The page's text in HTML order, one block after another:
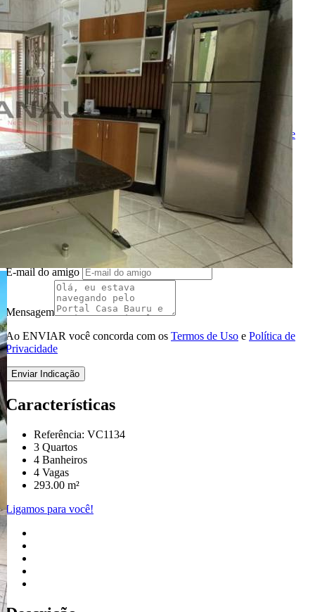
converse pelo whatsapp
Ligamos para você
Nome
Telefone
Melhor horário para ligar
Ao ENVIAR você concorda com os Termos de Uso
Política de
Privacidade
Solicitar Ligação
Indique este imóvel
Seu Nome
Nome do amigo
E-mail do amigo
Mensagem
Ao ENVIAR você concorda com os Termos de Uso e Política de
Privacidade
Enviar Indicação
Características
Referência: VC1134
3 Quartos
4 Banheiros
4 Vagas
293.00 m²
Ligamos para você!